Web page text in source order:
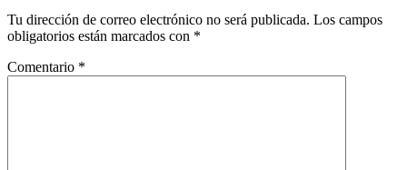
Tu dirección de correo electrónico no será publicada. Los campos
obligatorios están marcados con *
Comentario *